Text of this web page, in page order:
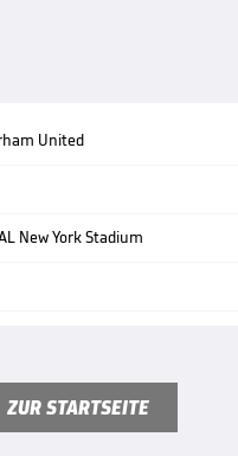
United
New York Stadium
ZUR STARTSEITE